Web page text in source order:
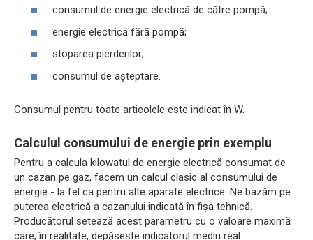
consumul de energie electrică de către pompă;
energie electrică fără pompă;
stoparea pierderilor;
consumul de așteptare.
Consumul pentru toate articolele este indicat în W.
Calculul consumului de energie prin exemplu
Pentru a calcula kilowatul de energie electrică consumat de
un cazan pe gaz, facem un calcul clasic al consumului de
energie - la fel ca pentru alte aparate electrice. Ne bazăm pe
puterea electrică a cazanului indicată în fișa tehnică.
Producătorul setează acest parametru cu o valoare maximă
care, în realitate, depășește indicatorul mediu real.